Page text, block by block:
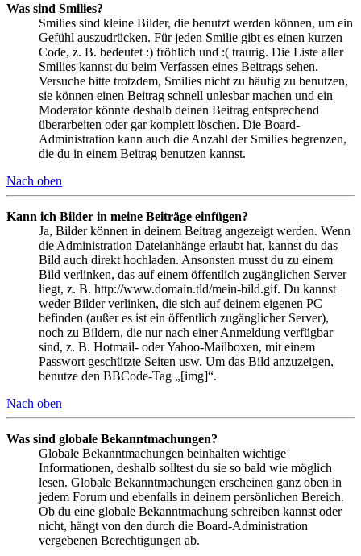
Was sind Smilies?
Smilies sind kleine Bilder, die benutzt werden können, um ein
Gefühl auszudrücken. Für jeden Smilie gibt es einen kurzen
Code, z. B. bedeutet :) fröhlich und :( traurig. Die Liste aller
Smilies kannst du beim Verfassen eines Beitrags sehen.
Versuche bitte trotzdem, Smilies nicht zu häufig zu benutzen,
sie können einen Beitrag schnell unlesbar machen und ein
Moderator könnte deshalb deinen Beitrag entsprechend
überarbeiten oder gar komplett löschen. Die Board-
Administration kann auch die Anzahl der Smilies begrenzen,
die du in einem Beitrag benutzen kannst.
Nach oben
Kann ich Bilder in meine Beiträge einfügen?
Ja, Bilder können in deinem Beitrag angezeigt werden. Wenn
die Administration Dateianhänge erlaubt hat, kannst du das
Bild auch direkt hochladen. Ansonsten musst du zu einem
Bild verlinken, das auf einem öffentlich zugänglichen Server
liegt, z. B. http://www.domain.tld/mein-bild.gif. Du kannst
weder Bilder verlinken, die sich auf deinem eigenen PC
befinden (außer es ist ein öffentlich zugänglicher Server),
noch zu Bildern, die nur nach einer Anmeldung verfügbar
sind, z. B. Hotmail- oder Yahoo-Mailboxen, mit einem
Passwort geschützte Seiten usw. Um das Bild anzuzeigen,
benutze den BBCode-Tag „[img]“.
Nach oben
Was sind globale Bekanntmachungen?
Globale Bekanntmachungen beinhalten wichtige
Informationen, deshalb solltest du sie so bald wie möglich
lesen. Globale Bekanntmachungen erscheinen ganz oben in
jedem Forum und ebenfalls in deinem persönlichen Bereich.
Ob du eine globale Bekanntmachung schreiben kannst oder
nicht, hängt von den durch die Board-Administration
vergebenen Berechtigungen ab.